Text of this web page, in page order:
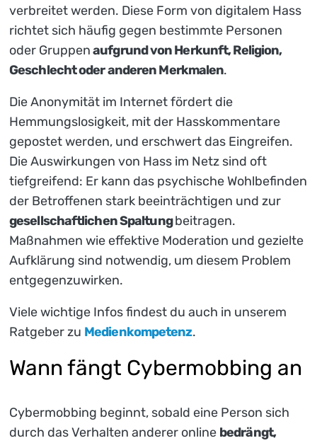
verbreitet werden. Diese Form von digitalem Hass
richtet sich häufig gegen bestimmte Personen
oder Gruppenaufgrund von Herkunft, Religion,
Geschlecht oder anderen Merkmalen.
Die Anonymität im Internet fördert die
Hemmungslosigkeit, mit der Hasskommentare
gepostet werden, und erschwert das Eingreifen.
Die Auswirkungen von Hass im Netz sind oft
tiefgreifend: Er kann das psychische Wohlbefinden
der Betroffenen stark beeinträchtigen und zur
gesellschaftlichen Spaltungbeitragen.
Maßnahmen wie effektive Moderation und gezielte
Aufklärung sind notwendig, um diesem Problem
entgegenzuwirken.
Viele wichtige Infos findest du auch in unserem
Ratgeber zu Medienkompetenz.
Wann fängt Cybermobbing an
Cybermobbing beginnt, sobald eine Person sich
durch das Verhalten anderer online bedrängt,